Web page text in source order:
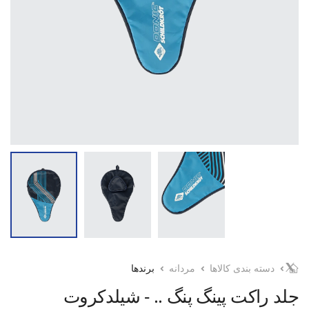
دسته بندی کالاها مردانه برندها
جلد راکت پینگ پنگ .. - شیلدکروت